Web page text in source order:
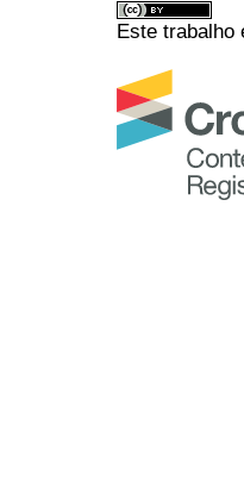
Este trabalho